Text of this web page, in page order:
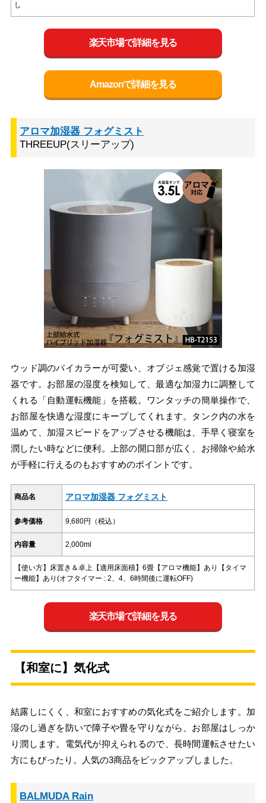
し
楽天市場で詳細を見る
Amazonで詳細を見る
アロマ加湿器 フォグミスト
THREEUP(スリーアップ)
ウッド調のバイカラーが可愛い、オブジェ感覚で置ける加湿
器です。お部屋の湿度を検知して、最適な加湿力に調整して
くれる「自動運転機能」を搭載。ワンタッチの簡単操作で、
お部屋を快適な湿度にキープしてくれます。タンク内の水を
温めて、加湿スピードをアップさせる機能は、手早く寝室を
潤したい時などに便利。上部の開口部が広く、お掃除や給水
が手軽に行えるのもおすすめのポイントです。
商品名 アロマ加湿器 フォグミスト
参考価格 9,680円（税込）
内容量 2,000ml
【使い方】床置き＆卓上【適用床面積】6畳【アロマ機能】あり【タイマ
ー機能】あり(オフタイマー : 2、4、6時間後に運転OFF)
楽天市場で詳細を見る
【和室に】気化式
結露しにくく、和室におすすめの気化式をご紹介します。加
湿のし過ぎを防いで障子や畳を守りながら、お部屋はしっか
り潤します。電気代が抑えられるので、長時間運転させたい
方にもぴったり。人気の3商品をピックアップしました。
BALMUDA Rain